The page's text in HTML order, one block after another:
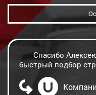
Спасибо
быстрый подбор